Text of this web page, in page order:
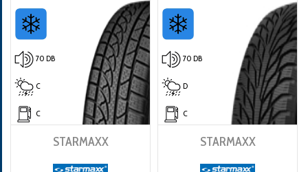
70 DB
C
C
STARMAXX
70 DB
D
C
STARMAXX